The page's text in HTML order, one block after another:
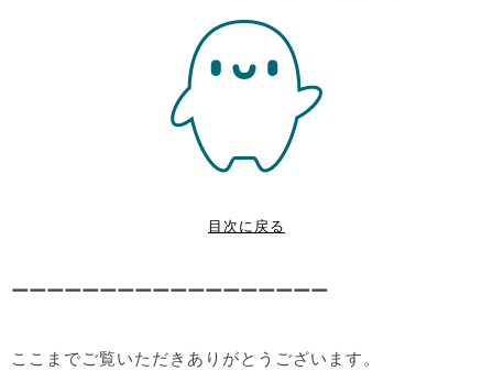
目次に戻る
ーーーーーーーーーーーーーーーーーー
ここまでご覧いただきありがとうございます。